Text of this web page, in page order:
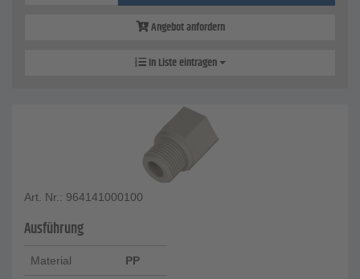
Angebot anfordern
In Liste eintragen
Art. Nr.: 964141000100
Ausführung
Material PP